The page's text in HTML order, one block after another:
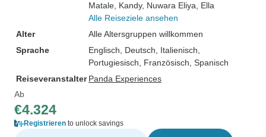
Matale , Kandy, Nuwara Eliya , Ella
Alle Reiseziele ansehen
Alter
Alle Altersgruppen willkommen
Sprache
Englisch, Deutsch, Italienisch,
Portugiesisch, Französisch, Spanisch
Reiseveranstalter Panda Experiences
Ab
€4.324
Registrieren to unlock savings